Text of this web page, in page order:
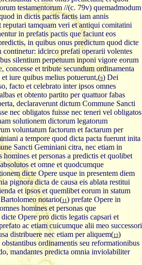
testamentorum //(c. 79v) quemadmodum
in dictis pactis factis iam annis
tamquam veri et antiqui comitatini
in prefatis pactis que faciunt eos
in quibus onus predictum quod dicte
continetur: idcirco prefati operarii volentes
silentium perpetuum inponi vigore eorum
concesse et tribute secundum ordinamenta
iure quibus melius potuerunt,(9) Dei
facto et celebrato inter ipsos omnes
et obtento partito per quattuor fabas
declaraverunt dictum Commune Sancti
nec obligatos fuisse nec teneri vel obligatos
solutionem dictorum legatorum
voluntatum factorum et factarum per
a tempore quod dicta pacta fuerunt inita
Sancti Geminiani citra, nec etiam in
et personas a predictis et quolibet
et omne et quodcumque
dicte Opere usque in presentem diem
pignora dicta de causa eis ablata restitui
et ipsos et quemlibet eorum in statum
notario(11) prefate Opere in
homines et personas que
Opere pro dictis legatis capsari et
ac etiam cuicumque alii meo successori
distribuere nec etiam per aliquem(13)
ordinamentis seu reformationibus
mandantes predicta omnia inviolabiliter